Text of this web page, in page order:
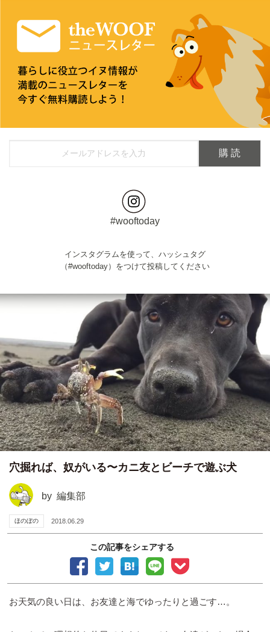
#wooftoday
インスタグラムを使って、ハッシュタグ
（#wooftoday）をつけて投稿してください
穴掘れば、奴がいる〜カニ友とビーチで遊ぶ犬
by 編集部
ほのぼの 2018.06.29
この記事をシェアする
お天気の良い日は、お友達と海でゆったりと過ごす…。